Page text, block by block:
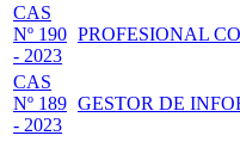
CAS
Nº 190
- 2023
PROFESIONAL
CAS
Nº 189
- 2023
GESTOR DE